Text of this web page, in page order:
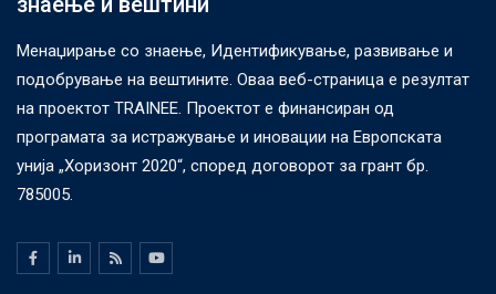
Менаџирање со знаење, Идентификување, развивање и
подобрување на вештините. Оваа веб-страница е резултат
на проектот TRAINEE. Проектот е финансиран од
програмата за истражување и иновации на Европската
унија „Хоризонт 2020“, според договорот за грант бр.
785005.